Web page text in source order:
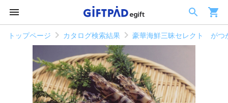
トップページ カタログ検索結果 豪華海鮮三昧セレクト がつ